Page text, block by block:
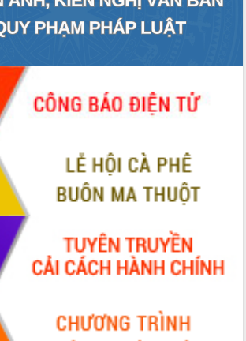
mạng
phục vụ cơ
mình trong
mô hình
tháng 4
thúc đẩy
tại tỉnh
đốc thực
sản công
đẩy mạnh
hành chính
chính